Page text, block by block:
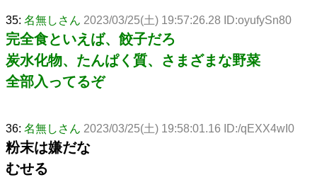
35: 名無しさん 2023/03/25(土) 19:57:26.28 ID:oyufySn80
完全食といえば、餃子だろ
炭水化物、たんぱく質、さまざまな野菜
全部入ってるぞ
36: 名無しさん 2023/03/25(土) 19:58:01.16 ID:/qEXX4wI0
粉末は嫌だな
むせる